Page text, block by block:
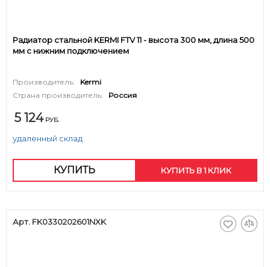
Радиатор стальной KERMI FTV 11 - высота 300 мм, длина 500
мм с нижним подключением
Производитель:
Kermi
Страна производитель:
Россия
5 124 РУБ.
удаленный склад
КУПИТЬ КУПИТЬ В 1 КЛИК
Арт. FK0330202601NXK